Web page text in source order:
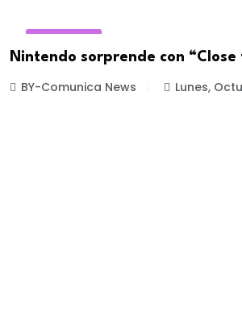
Nintendo sorprende con “Close
BY-Comunica News Lunes,